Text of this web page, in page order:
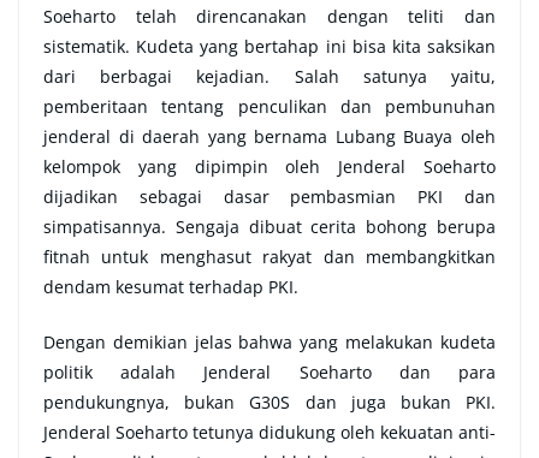
Soeharto telah direncanakan dengan teliti dan
sistematik. Kudeta yang bertahap ini bisa kita saksikan
dari berbagai kejadian. Salah satunya yaitu,
pemberitaan tentang penculikan dan pembunuhan
jenderal di daerah yang bernama Lubang Buaya oleh
kelompok yang dipimpin oleh Jenderal Soeharto
dijadikan sebagai dasar pembasmian PKI dan
simpatisannya. Sengaja dibuat cerita bohong berupa
fitnah untuk menghasut rakyat dan membangkitkan
dendam kesumat terhadap PKI.
Dengan demikian jelas bahwa yang melakukan kudeta
politik adalah Jenderal Soeharto dan para
pendukungnya, bukan G30S dan juga bukan PKI.
Jenderal Soeharto tetunya didukung oleh kekuatan anti-